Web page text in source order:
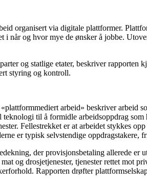
organisert via digitale plattformer.
når og hvor mye de ønsker å jobbe.
og statlige etater, beskriver rapporten
styring og kontroll.
arbeid» beskriver arbeid
til å formidle arbeidsoppdrag
Fellestrekket er at arbeidet stykkes
er typisk selvstendige oppdragstakere,
der provisjonsbetaling allerede er
og drosjetjenester, tjenester rettet mot
Rapporten drøfter